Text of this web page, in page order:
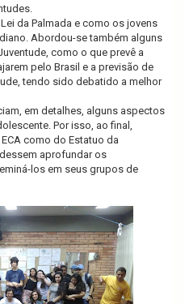
da Palmada e como os jovens
Abordou-se também alguns
como o que prevê a
pelo Brasil e a previsão de
tendo sido debatido a melhor
em detalhes, alguns aspectos
Por isso, ao final,
como do Estatuo da
aprofundar os
los em seus grupos de